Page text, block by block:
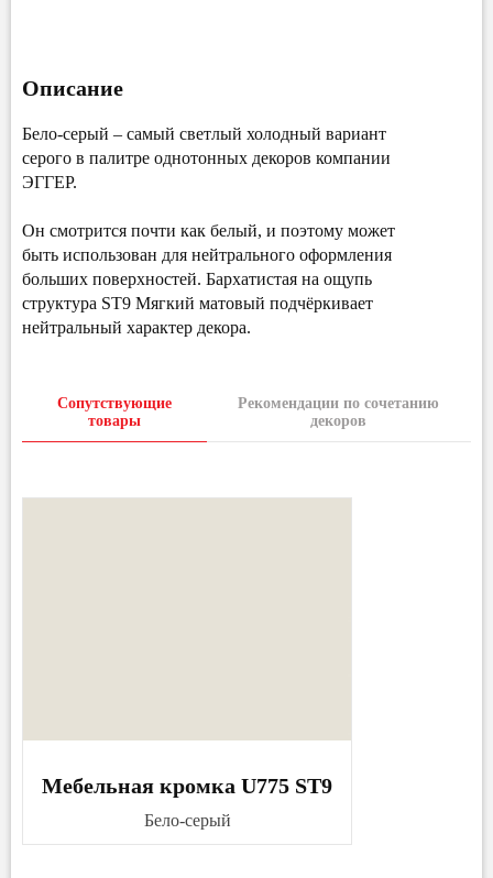
Описание
Бело-серый – самый светлый холодный вариант
серого в палитре однотонных декоров компании
ЭГГЕР.
Он смотрится почти как белый, и поэтому может
быть использован для нейтрального оформления
больших поверхностей. Бархатистая на ощупь
структура ST9 Мягкий матовый подчёркивает
нейтральный характер декора.
Сопутствующие
товары
Рекомендации по сочетанию
декоров
Мебельная кромка U775 ST9
Бело-серый